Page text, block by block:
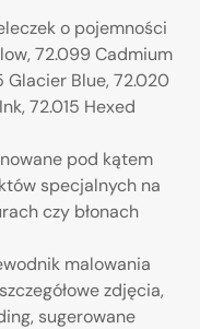
o pojemności
72.099 Cadmium
Glacier Blue, 72.020
72.015 Hexed
pod kątem
specjalnych na
czy błonach
malowania
zdjęcia,
sugerowane